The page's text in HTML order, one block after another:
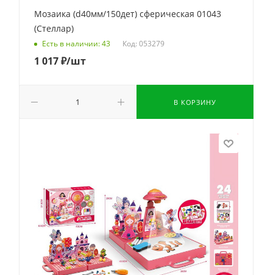
Мозаика (d40мм/150дет) сферическая 01043
(Стеллар)
Есть в наличии: 43 Код: 053279
1 017₽/шт
В КОРЗИНУ